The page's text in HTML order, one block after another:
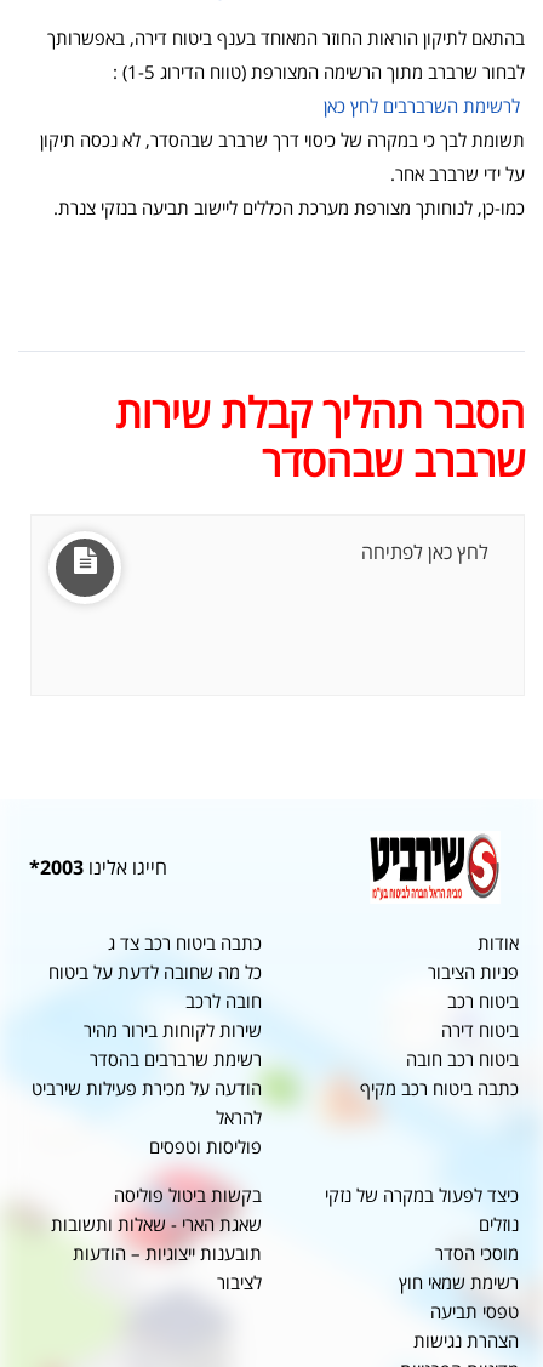
בהתאם לתיקון הוראות החוזר המאוחד בענף ביטוח דירה, באפשרותך
לבחור שרברב מתוך הרשימה המצורפת (טווח הדירוג 1-5) :
לרשימת השרברבים לחץ כאן
תשומת לבך כי במקרה של כיסוי דרך שרברב שבהסדר, לא נכסה תיקון
על ידי שרברב אחר.
כמו-כן, לנוחותך מצורפת מערכת הכללים ליישוב תביעה בנזקי צנרת.
הסבר תהליך קבלת שירות
שרברב שבהסדר
לחץ כאן לפתיחה
חייגו אלינו 2003*
אודות
פניות הציבור
ביטוח רכב
ביטוח דירה
ביטוח רכב חובה
כתבה ביטוח רכב מקיף
כתבה ביטוח רכב צד ג
כל מה שחובה לדעת על ביטוח
חובה לרכב
שירות לקוחות בירור מהיר
רשימת שרברבים בהסדר
הודעה על מכירת פעילות שירביט
להראל
פוליסות וטפסים
כיצד לפעול במקרה של נזקי
נוזלים
מוסכי הסדר
רשימת שמאי חוץ
טפסי תביעה
הצהרת נגישות
בקשות ביטול פוליסה
שאגת הארי - שאלות ותשובות
תובענות ייצוגיות – הודעות
לציבור